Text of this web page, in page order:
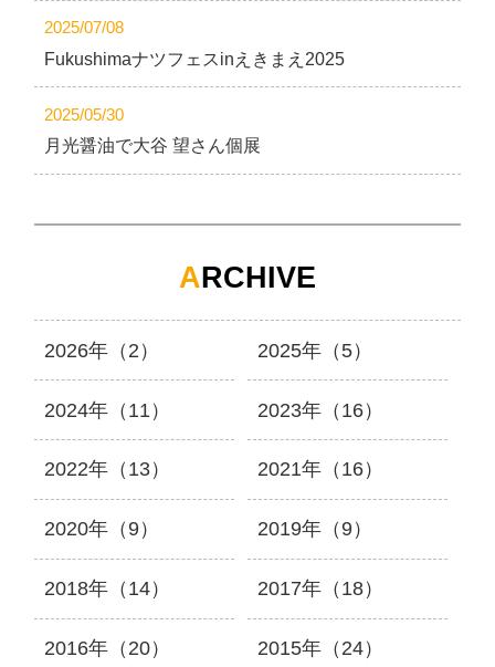
2025/07/08
Fukushimaナツフェスinえきまえ2025
2025/05/30
月光醤油で大谷 望さん個展
ARCHIVE
2026年（2） 2025年（5）
2024年（11） 2023年（16）
2022年（13） 2021年（16）
2020年（9） 2019年（9）
2018年（14） 2017年（18）
2016年（20） 2015年（24）